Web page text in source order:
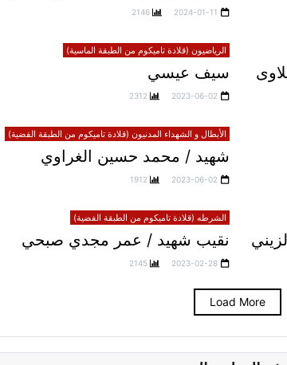
2024-01-11
2146
الرياضيون (قلادة تاميكوم من الطبقة الماسية)
سيف عيسي
2023-06-02
2312
الأبطال و الشهداء المدنيون (قلادة تاميكوم من الطبقة الفضية)
شهيد / محمد حسين الغراوي
2023-06-02
1912
الشرطه (قلادة تاميكوم من الطبقة الفضية)
نقيب شهيد / عمر مجدي صبحي
2023-02-28
2145
Load More